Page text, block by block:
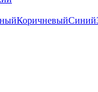
КоричневыйСиний